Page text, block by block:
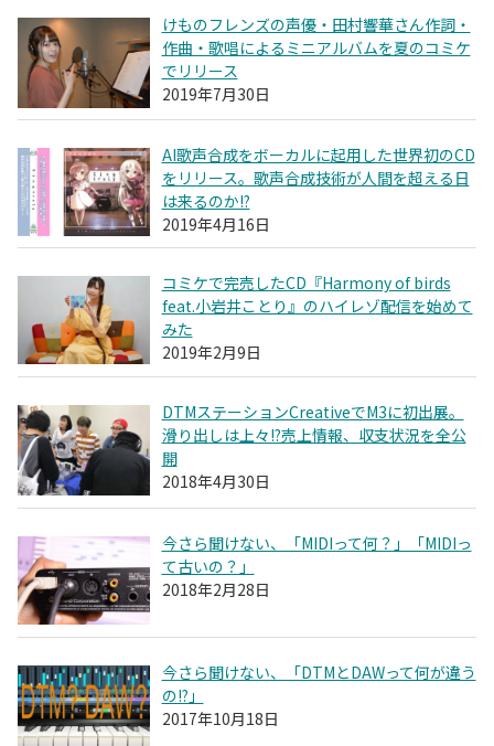
けものフレンズの声優・田村響華さん作詞・
作曲・歌唱によるミニアルバムを夏のコミケ
でリリース
2019年7月30日
AI歌声合成をボーカルに起用した世界初のCD
をリリース。歌声合成技術が人間を超える日
は来るのか!?
2019年4月16日
コミケで完売したCD『Harmony of birds
feat.小岩井ことり』のハイレゾ配信を始めて
みた
2019年2月9日
DTMステーションCreativeでM3に初出展。
滑り出しは上々!?売上情報、収支状況を全公
開
2018年4月30日
今さら聞けない、「MIDIって何？」「MIDIっ
て古いの？」
2018年2月28日
今さら聞けない、「DTMとDAWって何が違う
の!?」
2017年10月18日